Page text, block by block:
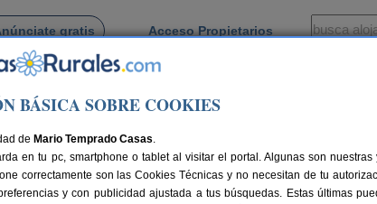
gratis Acceso Propietarios
BÁSICA SOBRE COOKIES
de Mario Temprado Casas.
en tu pc, smartphone o tablet al visitar el portal. Algunas son
correctamente son las Cookies Técnicas y no necesitan de tu
y con publicidad ajustada a tus búsquedas. Estas últimas